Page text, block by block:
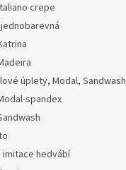
crepe
jednobarevná
úplety, Modal, Sandwash
spandex
imitace hedvábí